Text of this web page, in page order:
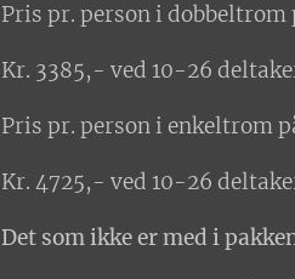
Pris pr. person i
Kr. 3385,- ved 10-26
Pris pr. person i enkeltrom
Kr. 4725,- ved 10-26
Det som ikke er med i